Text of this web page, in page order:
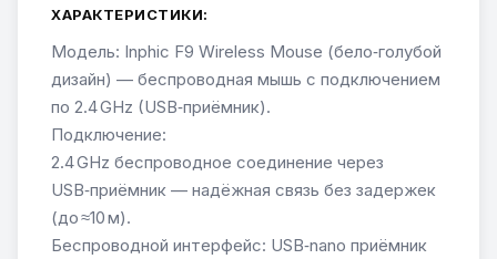
ХАРАКТЕРИСТИКИ:
Модель: Inphic F9 Wireless Mouse (бело‑голубой
дизайн) — беспроводная мышь с подключением
по 2.4 GHz (USB‑приёмник).
Подключение:
2.4 GHz беспроводное соединение через
USB‑приёмник — надёжная связь без задержек
(до ≈10 м).
Беспроводной интерфейс: USB‑nano приёмник